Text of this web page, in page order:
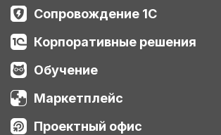
Сопровождение 1С
Корпоративные решения
Обучение
Маркетплейс
Проектный офис